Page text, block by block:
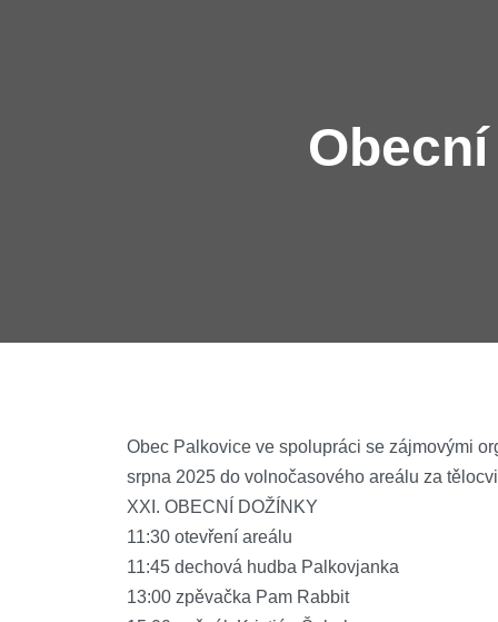
Obec Palkovice ve spolupráci se zájmovými
srpna 2025 do volnočasového areálu za
XXI. OBECNÍ DOŽÍNKY
11:30 otevření areálu
11:45 dechová hudba Palkovjanka
13:00 zpěvačka Pam Rabbit